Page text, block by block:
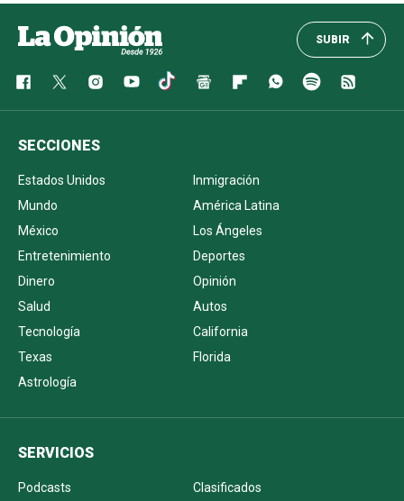
SUBIR
SECCIONES
Estados Unidos
Inmigración
Mundo
América Latina
México
Los Ángeles
Entretenimiento
Deportes
Dinero
Opinión
Salud
Autos
Tecnología
California
Texas
Florida
Astrología
SERVICIOS
Podcasts
Clasificados